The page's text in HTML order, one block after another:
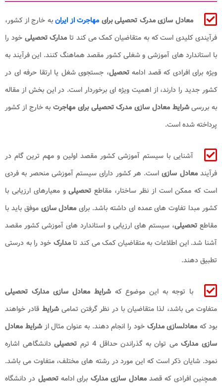
معادل ‌سازی مدرک تحصیلی برایمهاجرت از ایران به خارج از کشور،
فرآیندی کلیدی است که به متقاضیان کمک می‌ کند تا مدارک تحصیلی خود را
با استاندارد های آموزشی و شغلی کشور مقصد هماهنگ کنند. این فرآیند به
ویژه برای افرادی که قصد ادامهتحصیل، جستجوی شغل یا ارتقا حرفه ‌ای در
کشور جدید را دارند، از اهمیت ویژه ‌ای برخوردار است. در این بخش از مقاله
به بررسیشرایط معادل‌ سازی مدرک تحصیلی برای مهاجرت به خارج از کشور
پرداخته شده است.
آشنایی با سیستم آموزشی کشور مقصد اولین و مهم ‌ترین گام در
فرآیندمعادل‌ سازیاست. هر کشور دارای سیستم آموزشی منحصر به فردی
است که ممکن است از نظر ساختار، مقاطع تحصیلیو معیارهای ارزیابی با
کشور مبدا تفاوت‌ های عمده ‌ای داشته باشد. برایمعادل‌ سازیموفق باید با
مقاطع تحصیلی، سیستم ‌های ارزیابی و استاندارد های آموزشی کشور مقصد
آشنا شد. این اطلاعات به متقاضیان کمک می ‌کند تامدارکخود را به درستی
تطبیق دهند.
با توجه به این موضوع که شرایط معادل سازی مدارک تحصیلی
متفاوت می باشد، لذا متقاضیان با در نظر گرفتن تمامیشرایط قادر خواهند
بود کهمعادلسازی مدارک خود را انجام دهند. به عنوان مثال ازشرایط معادل
سازی مدارکمی توان به گذراندن حداقل 4 ترم تحصیلیدانشگاهی اشاره
نمود. شایان ذکر است که این مورد در رشته های مختلف، متفاوت می باشد.
همچنین افرادی که قصد معادل سازی مدارک برای ادامهتحصیل در دانشگاه